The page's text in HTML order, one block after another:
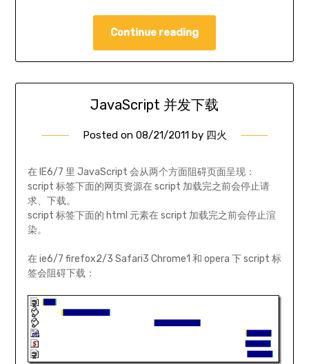
Continue reading
JavaScript 并发下载
Posted on 08/21/2011by 四火
在 IE6/7 里 JavaScript 会从两个方面阻碍页面呈现：
script 标签下面的网页资源在 script 加载完之前会停止请
求、下载。
script 标签下面的 html 元素在 script 加载完之前会停止渲
染。
在 ie6/7 firefox2/3 Safari3 Chrome1 和 opera 下 script 标
签会阻碍下载：